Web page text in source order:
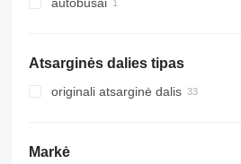
Atsarginės dalies tipas
originali atsarginė dalis
Markė